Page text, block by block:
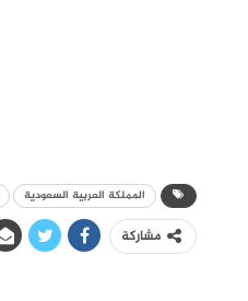
المملكة العربية السعودية
مشاركة